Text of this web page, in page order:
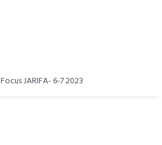
Focus JARIFA- 6-7 2023